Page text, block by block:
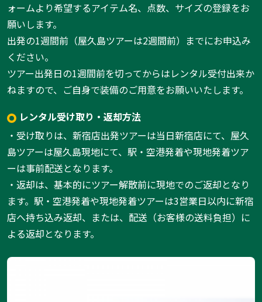
ォームより希望するアイテム名、点数、サイズの登録をお
願いします。
出発の1週間前（屋久島ツアーは2週間前）までにお申込み
ください。
ツアー出発日の1週間前を切ってからはレンタル受付出来か
ねますので、ご自身で装備のご用意をお願いいたします。
レンタル受け取り・返却方法
・受け取りは、新宿店出発ツアーは当日新宿店にて、屋久
島ツアーは屋久島現地にて、駅・空港発着や現地発着ツア
ーは事前配送となります。
・返却は、基本的にツアー解散前に現地でのご返却となり
ます。駅・空港発着や現地発着ツアーは3営業日以内に新宿
店へ持ち込み返却、または、配送（お客様の送料負担）に
よる返却となります。